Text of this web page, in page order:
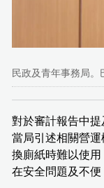
民政及青年事務局。
對於審計報告中提
當局引述相關營
換廁紙時難以使
在安全問題及不便